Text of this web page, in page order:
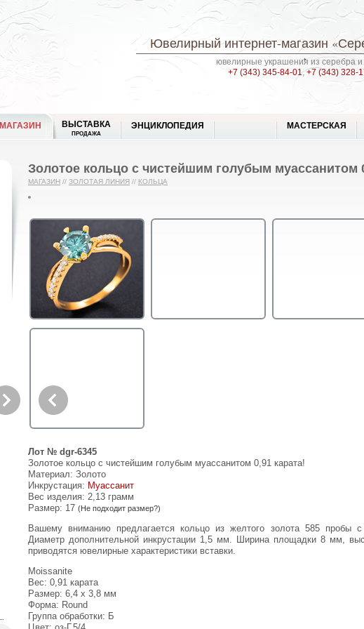
Ювелирный интернет-магазин
ювелирные украшения из серебра и
+7 (343) 345-84-01,+7 (343) 328-
МАГАЗИН ВЫСТАВКА
ПРОДАЖА
ЭНЦИКЛОПЕДИЯ МАСТЕРСКАЯ
Золотое кольцо с чистейшим голубым муассанитом
МАГАЗИН // ЗОЛОТАЯ ЛИНИЯ // КОЛЬЦА
Лот № dgr-6345
Золотое кольцо с чистейшим голубым муассанитом 0,91 карата!
Материал: Золото
Инкрустация: Муассанит
Вес изделия: 2,13 грамм
Размер: 17 (Не подходит размер?)
Вашему вниманию предлагается кольцо из желтого золота 585 пробы c чистейшим зеленовато-голубым муассанитами!
Диаметр дополнительной инкрустации 1,5 мм. Ширина площадки 8 мм,
приводятся ювелирные характеристики вставки.
Moissanite
Вес: 0,91 карата
Размер: 6,4 х 3,8 мм
Форма: Round
Группа обработки: Б